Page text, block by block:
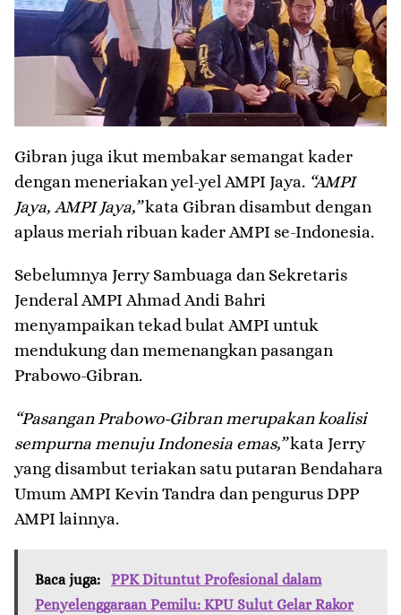
Gibran juga ikut membakar semangat kader
dengan meneriakan yel-yel AMPI Jaya. “AMPI
Jaya, AMPI Jaya,”kata Gibran disambut dengan
aplaus meriah ribuan kader AMPI se-Indonesia.
Sebelumnya Jerry Sambuaga dan Sekretaris
Jenderal AMPI Ahmad Andi Bahri
menyampaikan tekad bulat AMPI untuk
mendukung dan memenangkan pasangan
Prabowo-Gibran.
“Pasangan Prabowo-Gibran merupakan koalisi
sempurna menuju Indonesia emas,”kata Jerry
yang disambut teriakan satu putaran Bendahara
Umum AMPI Kevin Tandra dan pengurus DPP
AMPI lainnya.
Baca juga:
PPK Dituntut Profesional dalam
Penyelenggaraan Pemilu: KPU Sulut Gelar Rakor